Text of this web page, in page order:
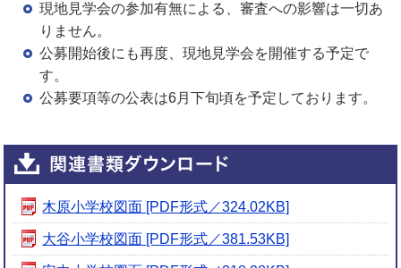
現地見学会の参加有無による、審査への影響は一切あ
りません。
公募開始後にも再度、現地見学会を開催する予定で
す。
公募要項等の公表は6月下旬頃を予定しております。
木原小学校図面 [PDF形式／324.02KB]
大谷小学校図面 [PDF形式／381.53KB]